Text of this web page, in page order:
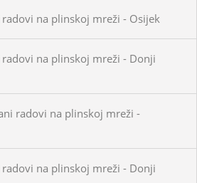
na plinskoj mreži - Osijek
na plinskoj mreži - Donji
radovi na plinskoj mreži -
na plinskoj mreži - Donji